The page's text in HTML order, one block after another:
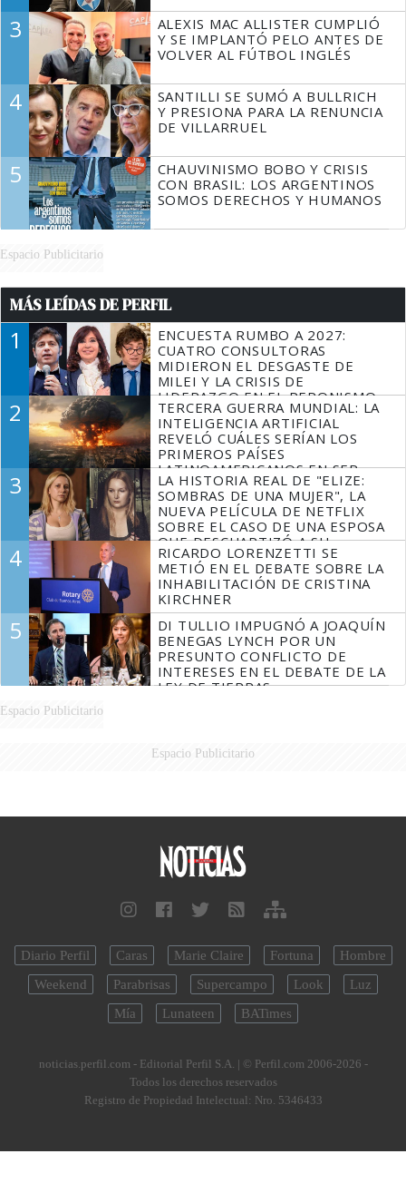
3
ALEXIS MAC ALLISTER CUMPLIÓ
Y SE IMPLANTÓ PELO ANTES DE
VOLVER AL FÚTBOL INGLÉS
4
SANTILLI SE SUMÓ A BULLRICH
Y PRESIONA PARA LA RENUNCIA
DE VILLARRUEL
5
CHAUVINISMO BOBO Y CRISIS
CON BRASIL: LOS ARGENTINOS
SOMOS DERECHOS Y HUMANOS
Espacio Publicitario
MÁS LEÍDAS DE PERFIL
1
ENCUESTA RUMBO A 2027:
CUATRO CONSULTORAS
MIDIERON EL DESGASTE DE
MILEI Y LA CRISIS DE
LIDERAZGO EN EL PERONISMO
2
TERCERA GUERRA MUNDIAL: LA
INTELIGENCIA ARTIFICIAL
REVELÓ CUÁLES SERÍAN LOS
PRIMEROS PAÍSES
LATINOAMERICANOS EN SER
DERROTADOS
3
LA HISTORIA REAL DE "ELIZE:
SOMBRAS DE UNA MUJER", LA
NUEVA PELÍCULA DE NETFLIX
SOBRE EL CASO DE UNA ESPOSA
QUE DESCUARTIZÓ A SU
MARIDO
4
RICARDO LORENZETTI SE
METIÓ EN EL DEBATE SOBRE LA
INHABILITACIÓN DE CRISTINA
KIRCHNER
5
DI TULLIO IMPUGNÓ A JOAQUÍN
BENEGAS LYNCH POR UN
PRESUNTO CONFLICTO DE
INTERESES EN EL DEBATE DE LA
LEY DE TIERRAS
Espacio Publicitario
Espacio Publicitario
Diario Perfil Caras Marie Claire Fortuna
Hombre
Weekend
Parabrisas Supercampo Look
Luz
Mía
Lunateen BATimes
noticias.perfil.com - Editorial Perfil S.A. | © Perfil.com 2006-2026 -
Todos los derechos reservados
Registro de Propiedad Intelectual: Nro. 5346433